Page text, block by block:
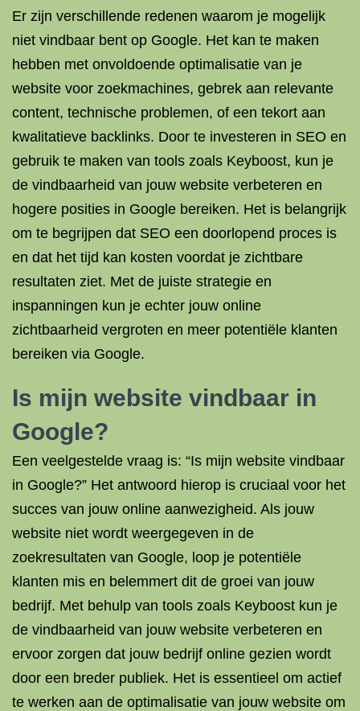
Er zijn verschillende redenen waarom je mogelijk
niet vindbaar bent op Google. Het kan te maken
hebben met onvoldoende optimalisatie van je
website voor zoekmachines, gebrek aan relevante
content, technische problemen, of een tekort aan
kwalitatieve backlinks. Door te investeren in SEO en
gebruik te maken van tools zoals Keyboost, kun je
de vindbaarheid van jouw website verbeteren en
hogere posities in Google bereiken. Het is belangrijk
om te begrijpen dat SEO een doorlopend proces is
en dat het tijd kan kosten voordat je zichtbare
resultaten ziet. Met de juiste strategie en
inspanningen kun je echter jouw online
zichtbaarheid vergroten en meer potentiële klanten
bereiken via Google.
Is mijn website vindbaar in
Google?
Een veelgestelde vraag is: “Is mijn website vindbaar
in Google?” Het antwoord hierop is cruciaal voor het
succes van jouw online aanwezigheid. Als jouw
website niet wordt weergegeven in de
zoekresultaten van Google, loop je potentiële
klanten mis en belemmert dit de groei van jouw
bedrijf. Met behulp van tools zoals Keyboost kun je
de vindbaarheid van jouw website verbeteren en
ervoor zorgen dat jouw bedrijf online gezien wordt
door een breder publiek. Het is essentieel om actief
te werken aan de optimalisatie van jouw website om